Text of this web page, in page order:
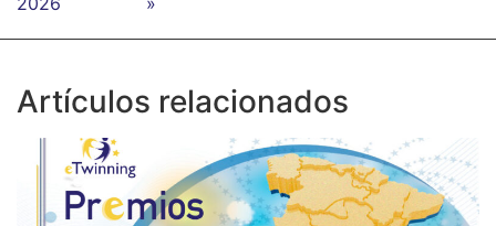
Artículos relacionados